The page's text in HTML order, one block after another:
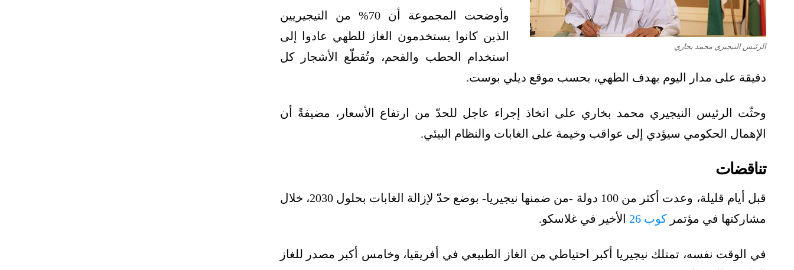
الرئيس النيجيري محمد بخاري
وأوضحت المجموعة أن 70% من النيجيريين
الذين كانوا يستخدمون الغاز للطهي عادوا إلى
استخدام الحطب والفحم، وتُقطّع الأشجار كل
دقيقة على مدار اليوم بهدف الطهي، بحسب موقع ديلي بوست.
وحثّت الرئيس النيجيري محمد بخاري على اتخاذ إجراء عاجل للحدّ من ارتفاع الأسعار، مضيفةً أن
الإهمال الحكومي سيؤدي إلى عواقب وخيمة على الغابات والنظام البيئي.
تناقضات
قبل أيام قليلة، وعدت أكثر من 100 دولة -من ضمنها نيجيريا- بوضع حدّ لإزالة الغابات بحلول 2030، خلال
مشاركتها في مؤتمر كوب 26 الأخير في غلاسكو.
في الوقت نفسه، تمتلك نيجيريا أكبر احتياطي من الغاز الطبيعي في أفريقيا، وخامس أكبر مصدر للغاز